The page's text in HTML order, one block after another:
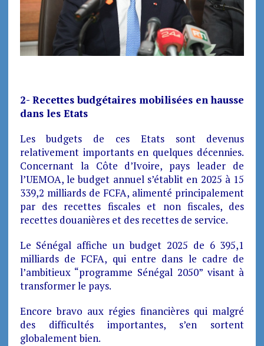
2- Recettes budgétaires mobilisées en hausse
dans les Etats
Les budgets de ces Etats sont devenus
relativement importants en quelques décennies.
Concernant la Côte d’Ivoire, pays leader de
l’UEMOA, le budget annuel s’établit en 2025 à 15
339,2 milliards de FCFA, alimenté principalement
par des recettes fiscales et non fiscales, des
recettes douanières et des recettes de service.
Le Sénégal affiche un budget 2025 de 6 395,1
milliards de FCFA, qui entre dans le cadre de
l’ambitieux “programme Sénégal 2050” visant à
transformer le pays.
Encore bravo aux régies financières qui malgré
des difficultés importantes, s’en sortent
globalement bien.